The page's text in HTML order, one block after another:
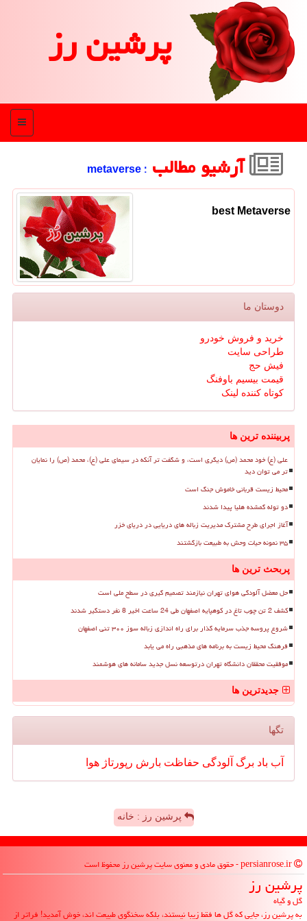
پرشین رز
منو
آرشیو مطالب : metaverse
best Metaverse
دوستان ما
خرید و فروش خودرو
طراحی سایت
فیش حج
قیمت بیسیم باوفنگ
کوتاه کننده لینک
پربیننده ترین ها
علی (ع) خود محمد (ص) دیگری است، و شگفت تر آنکه در سیمای علی (ع)، محمد (ص) را نمایان
تر می توان دید
محیط زیست قربانی خاموش جنگ است
دو توله گمشده هلیا پیدا شدند
آغاز اجرای طرح مشترک مدیریت زباله های دریایی در دریای خزر
۳۵ نمونه حیات وحش به طبیعت بازگشتند
پربحث ترین ها
حل معضل آلودگی هوای تهران نیازمند تصمیم گیری در سطح ملی است
کشف 2 تن چوب تاغ در کوهپایه اصفهان طی 24 ساعت اخیر 8 نفر دستگیر شدند
شروع پروسه جذب سرمایه گذار برای راه اندازی زباله سوز ۳۰۰ تنی اصفهان
فرهنگ محیط زیست به برنامه های مذهبی راه می یابد
موفقیت محققان دانشگاه تهران درتوسعه نسل جدید سامانه های هوشمند
جدیدترین ها
تگها
آب باد برگ آلودگی حفاظت بارش رپورتاژ هوا
پرشین رز : خانه
پرشین رز
گل و گیاه
به پرشین رز، جایی که گل ها فقط زیبا نیستند، بلکه سخنگوی طبیعت اند، خوش آمدید! فراتر از